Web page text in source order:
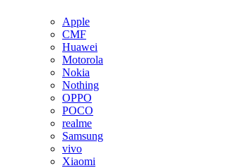
Apple
CMF
Huawei
Motorola
Nokia
Nothing
OPPO
POCO
realme
Samsung
vivo
Xiaomi